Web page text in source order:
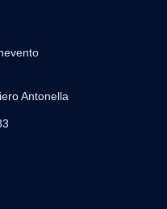
Antonella